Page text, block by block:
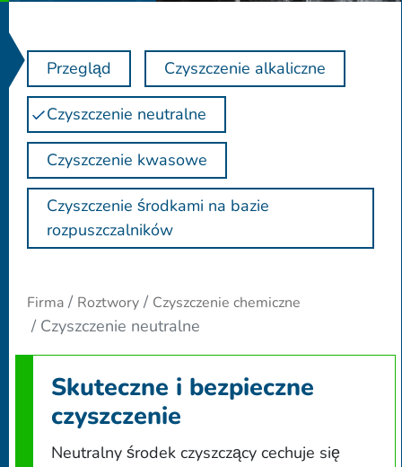
Przegląd Czyszczenie alkaliczne
Czyszczenie neutralne
Czyszczenie kwasowe
Czyszczenie środkami na bazie
rozpuszczalników
Firma Roztwory Czyszczenie chemiczne
Czyszczenie neutralne
Skuteczne i bezpieczne
czyszczenie
Neutralny środek czyszczący cechuje się